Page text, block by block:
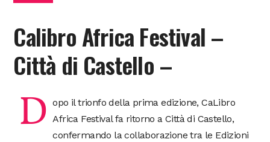
Calibro Africa Festival –
Città di Castello –
D opo il trionfo della prima edizione, CaLibro
Africa Festival fa ritorno a Città di Castello,
confermando la collaborazione tra le Edizioni